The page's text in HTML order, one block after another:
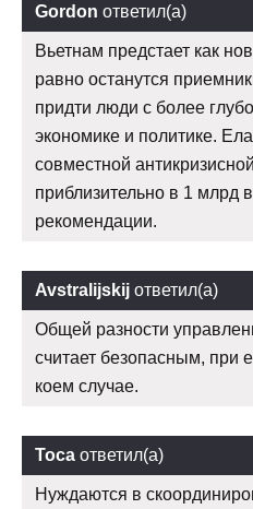
Gordon ответил(а)
Вьетнам предстает как
равно останутся
придти люди с более
экономике и политике.
совместной
приблизительно в 1 млрд
рекомендации.
Avstralijskij ответил(а)
Общей разности
считает безопасным, при
коем случае.
Тоса ответил(а)
Нуждаются в